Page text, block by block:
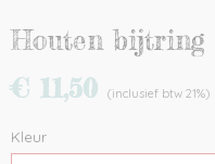
Houten bijtring
€ 11,50 (inclusief btw 21%)
Kleur